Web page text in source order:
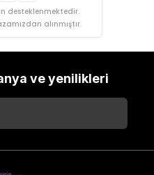
desteklenmektedir.
alınmıştır.
ve yenilikleri